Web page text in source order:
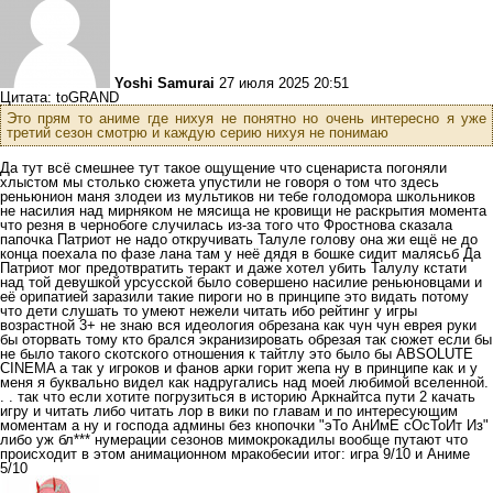
Yoshi Samurai 27 июля 2025 20:51
Цитата: toGRAND
Это прям то аниме где нихуя не понятно но очень интересно я уже
третий сезон смотрю и каждую серию нихуя не понимаю
Да тут всё смешнее тут такое ощущение что сценариста погоняли
хлыстом мы столько сюжета упустили не говоря о том что здесь
реньюнион маня злодеи из мультиков ни тебе голодомора школьников
не насилия над мирняком не мясища не кровищи не раскрытия момента
что резня в чернобоге случилась из-за того что Фростнова сказала
папочка Патриот не надо откручивать Талуле голову она жи ещё не до
конца поехала по фазе лана там у неё дядя в бошке сидит малясьб Да
Патриот мог предотвратить теракт и даже хотел убить Талулу кстати
над той девушкой урсусской было совершено насилие реньюновцами и
её орипатией заразили такие пироги но в принципе это видать потому
что дети слушать то умеют нежели читать ибо рейтинг у игры
возрастной 3+ не знаю вся идеология обрезана как чун чун еврея руки
бы оторвать тому кто брался экранизировать обрезая так сюжет если бы
не было такого скотского отношения к тайтлу это было бы ABSOLUTE
CINEMA а так у игроков и фанов арки горит жепа ну в принципе как и у
меня я буквально видел как надругались над моей любимой вселенной.
. . так что если хотите погрузиться в историю Аркнайтса пути 2 качать
игру и читать либо читать лор в вики по главам и по интересующим
моментам а ну и господа админы без кнопочки "эТо АнИмЕ сОсТоИт Из"
либо уж бл*** нумерации сезонов мимокрокадилы вообще путают что
происходит в этом анимационном мракобесии итог: игра 9/10 и Аниме
5/10